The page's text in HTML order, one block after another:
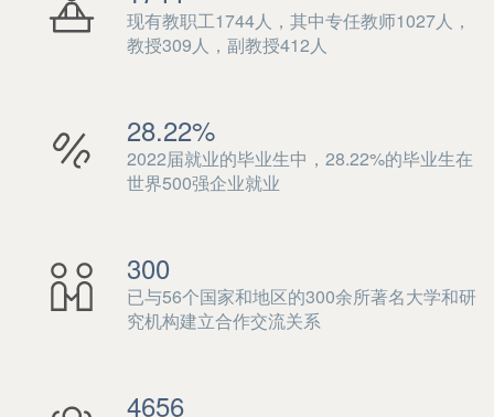
现有教职工1744人，其中专任教师1027人，
教授309人，副教授412人
28.22%
2022届就业的毕业生中，28.22%的毕业生在
世界500强企业就业
300
已与56个国家和地区的300余所著名大学和研
究机构建立合作交流关系
4656